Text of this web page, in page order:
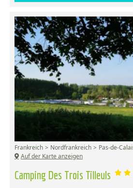
Camping Des Trois Tilleuls
Frankreich Nordfrankreich Pas-de-
Auf der Karte anzeigen